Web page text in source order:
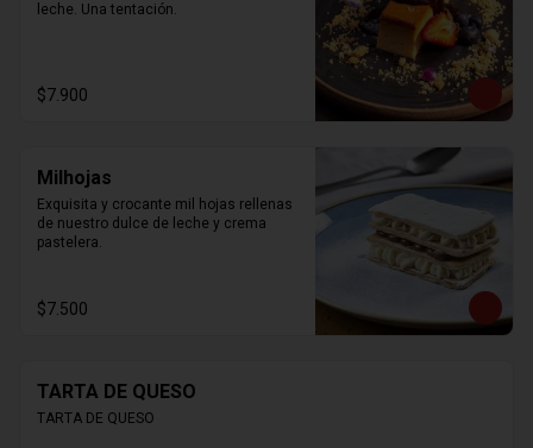
leche. Una tentación.
$7.900
Milhojas
Exquisita y crocante mil hojas rellenas
de nuestro dulce de leche y crema
pastelera.
$7.500
TARTA DE QUESO
TARTA DE QUESO